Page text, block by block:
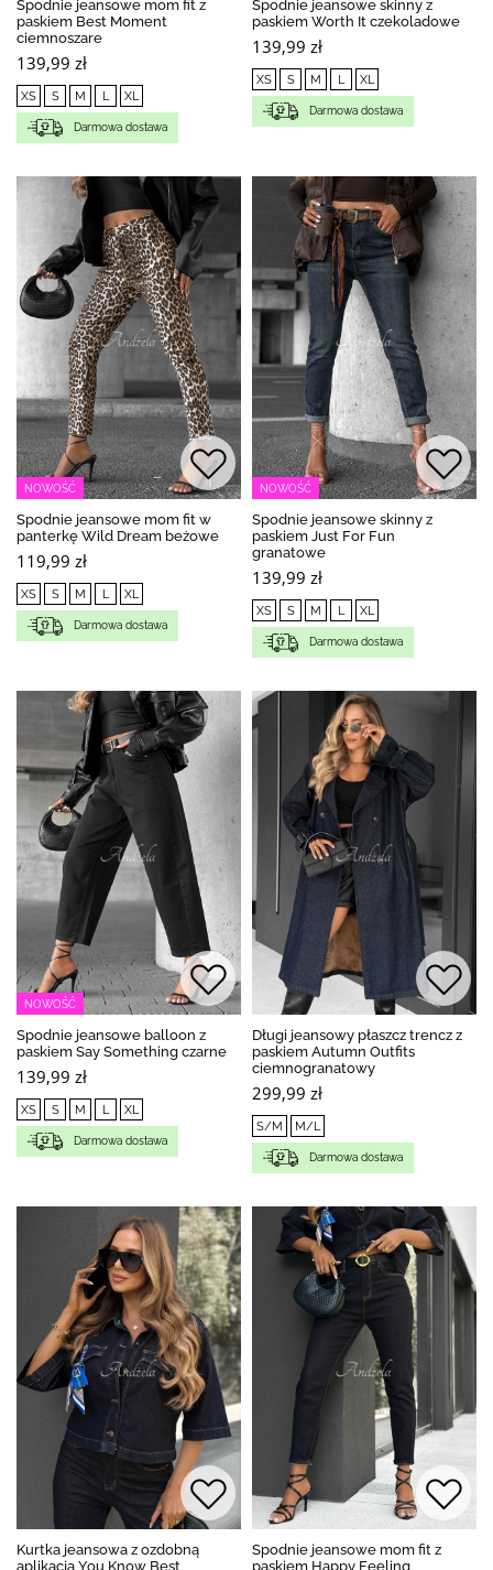
Spodnie jeansowe mom fit z
paskiem Best Moment
ciemnoszare
139,99 zł
XS S M L XL
Darmowa dostawa
Spodnie jeansowe skinny z
paskiem Worth It czekoladowe
139,99 zł
XS S M L XL
Darmowa dostawa
NOWOŚĆ
Spodnie jeansowe mom fit w
panterkę Wild Dream beżowe
119,99 zł
XS S M L XL
Darmowa dostawa
NOWOŚĆ
Spodnie jeansowe skinny z
paskiem Just For Fun
granatowe
139,99 zł
XS S M L XL
Darmowa dostawa
NOWOŚĆ
Spodnie jeansowe balloon z
paskiem Say Something czarne
139,99 zł
XS S M L XL
Darmowa dostawa
Długi jeansowy płaszcz trencz z
paskiem Autumn Outfits
ciemnogranatowy
299,99 zł
S/M M/L
Darmowa dostawa
Kurtka jeansowa z ozdobną
aplikacją You Know Best
Spodnie jeansowe mom fit z
paskiem Happy Feeling